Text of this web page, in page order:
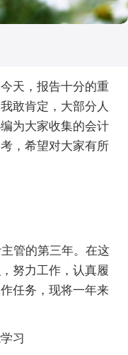
天，报告十分的重
敢肯定，大部分人
为大家收集的会计
，希望对大家有所
管的第三年。在这
努力工作，认真履
任务，现将一年来
习